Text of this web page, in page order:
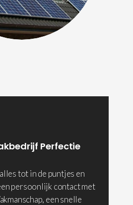
Perfectie
tot in de puntjes en
persoonlijk contact met
een snelle